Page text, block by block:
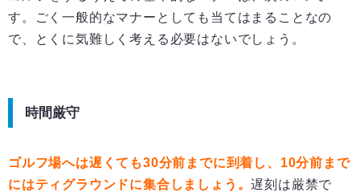
す。ごく一般的なマナーとしても当てはまることなの
で、とくに気難しく考える必要はないでしょう。
時間厳守
ゴルフ場へは遅くても30分前までに到着し、10分前まで
にはティグラウンドに集合しましょう。遅刻は厳禁で